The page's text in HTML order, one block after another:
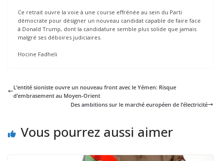
Ce retrait ouvre la voie à une course effrénée au sein du Parti
démocrate pour désigner un nouveau candidat capable de faire face
à Donald Trump, dont la candidature semble plus solide que jamais
malgré ses déboires judiciaires.
Hocine Fadheli
L’entité sioniste ouvre un nouveau front avec le Yémen: Risque
d’embrasement au Moyen-Orient
Des ambitions sur le marché européen de l’électricité
Vous pourrez aussi aimer